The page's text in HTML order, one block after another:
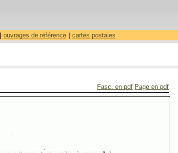
ouvrages de référence| cartes postales
Fasc. en pdf Page en pdf